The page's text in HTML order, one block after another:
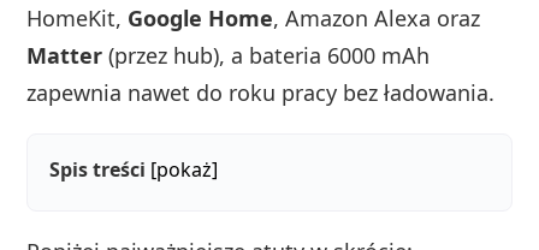
HomeKit, Google Home, Amazon Alexa oraz
Matter (przez hub), a bateria 6000 mAh
zapewnia nawet do roku pracy bez ładowania.
Spis treści [pokaż]